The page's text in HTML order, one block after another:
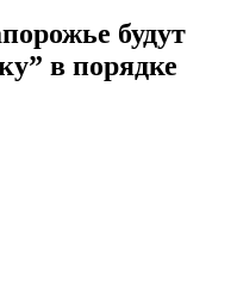
будут
в порядке